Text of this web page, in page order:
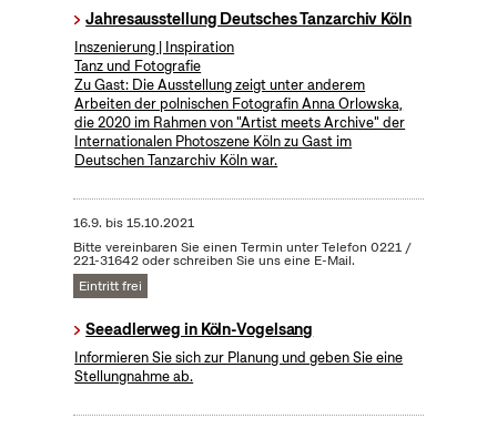
Jahresausstellung Deutsches Tanzarchiv Köln
Inszenierung | Inspiration
Tanz und Fotografie
Zu Gast: Die Ausstellung zeigt unter anderem
Arbeiten der polnischen Fotografin Anna Orlowska,
die 2020 im Rahmen von "Artist meets Archive" der
Internationalen Photoszene Köln zu Gast im
Deutschen Tanzarchiv Köln war.
16.9. bis15.10.2021
Bitte vereinbaren Sie einen Termin unter Telefon 0221 /
221-31642 oder schreiben Sie uns eine E-Mail.
Eintritt frei
Seeadlerweg in Köln-Vogelsang
Informieren Sie sich zur Planung und geben Sie eine
Stellungnahme ab.